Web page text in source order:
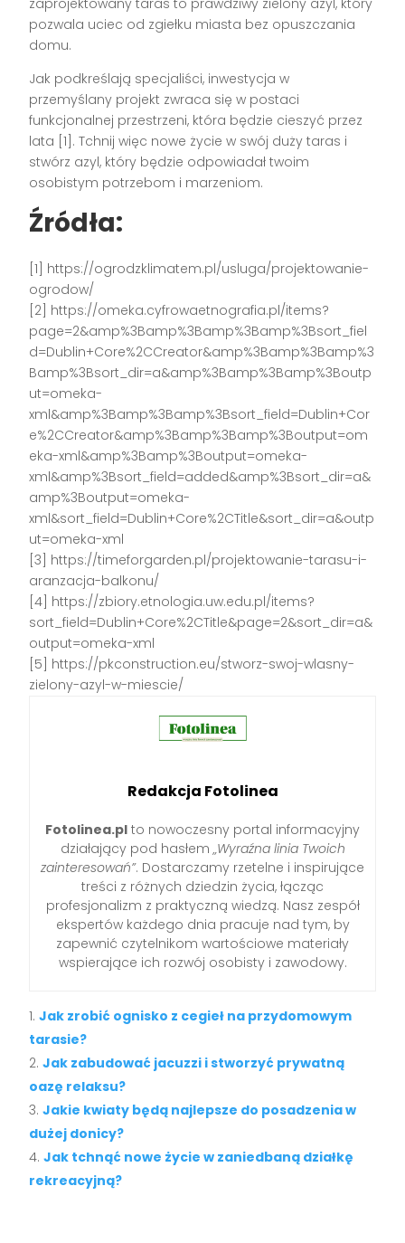
zaprojektowany taras to prawdziwy zielony azyl, który
pozwala uciec od zgiełku miasta bez opuszczania
domu.
Jak podkreślają specjaliści, inwestycja w
przemyślany projekt zwraca się w postaci
funkcjonalnej przestrzeni, która będzie cieszyć przez
lata [1]. Tchnij więc nowe życie w swój duży taras i
stwórz azyl, który będzie odpowiadał twoim
osobistym potrzebom i marzeniom.
Źródła:
[1] https://ogrodzklimatem.pl/usluga/projektowanie-
ogrodow/
[2] https://omeka.cyfrowaetnografia.pl/items?
page=2&amp%3Bamp%3Bamp%3Bamp%3Bsort_fiel
d=Dublin+Core%2CCreator&amp%3Bamp%3Bamp%3
Bamp%3Bsort_dir=a&amp%3Bamp%3Bamp%3Boutp
ut=omeka-
xml&amp%3Bamp%3Bamp%3Bsort_field=Dublin+Cor
e%2CCreator&amp%3Bamp%3Bamp%3Boutput=om
eka-xml&amp%3Bamp%3Boutput=omeka-
xml&amp%3Bsort_field=added&amp%3Bsort_dir=a&
amp%3Boutput=omeka-
xml&sort_field=Dublin+Core%2CTitle&sort_dir=a&outp
ut=omeka-xml
[3] https://timeforgarden.pl/projektowanie-tarasu-i-
aranzacja-balkonu/
[4] https://zbiory.etnologia.uw.edu.pl/items?
sort_field=Dublin+Core%2CTitle&page=2&sort_dir=a&
output=omeka-xml
[5] https://pkconstruction.eu/stworz-swoj-wlasny-
zielony-azyl-w-miescie/
Redakcja Fotolinea
Fotolinea.pl to nowoczesny portal informacyjny
działający pod hasłem „Wyraźna linia Twoich
zainteresowań”. Dostarczamy rzetelne i inspirujące
treści z różnych dziedzin życia, łącząc
profesjonalizm z praktyczną wiedzą. Nasz zespół
ekspertów każdego dnia pracuje nad tym, by
zapewnić czytelnikom wartościowe materiały
wspierające ich rozwój osobisty i zawodowy.
Jak zrobić ognisko z cegieł na przydomowym
tarasie?
Jak zabudować jacuzzi i stworzyć prywatną
oazę relaksu?
Jakie kwiaty będą najlepsze do posadzenia w
dużej donicy?
Jak tchnąć nowe życie w zaniedbaną działkę
rekreacyjną?